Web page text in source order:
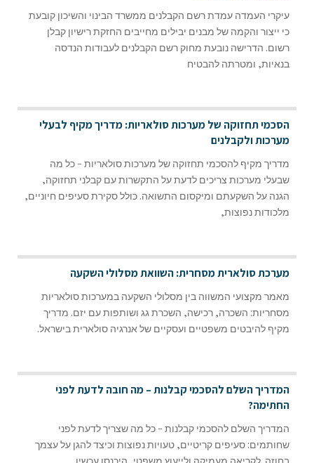
עיקרי העמדה עמדת רשם הקבלנים ממשרד הבינוי והשיכון קובעת
כי ייצור והקמה של מבנים יבילים מחייבים החזקת רישיון קבלן
רשום. הדרישה נובעת מחוק רשם הקבלנים לעבודות הנדסה
בנאיות, ומטרתה להבטיח
הסכמי תחזוקה של מערכות סולאריות: מדריך מקיף לבעלי
מערכות ולקבלנים
מדריך מקיף להסכמי תחזוקה של מערכות סולאריות - כל מה
שבעלי מערכות צריכים לדעת על התקשרות עם קבלני תחזוקה,
הגנה על השקעתם ומיקסום התשואה. כולל סקירת סעיפים חיוניים,
מלכודות נפוצות,
מערכת סולארית מסחרית: השוואת מסלולי השקעה
מאמר מקצועי המשווה בין מסלולי השקעה במערכות סולאריות
מסחריות: השכרה, רכישה, השכרת גג ושותפות עם יזם. מדריך
מקיף להיבטים משפטיים ועסקיים של אנרגיה סולארית בישראל.
המדריך השלם להסכמי קבלנות – מה חובה לדעת לפני
החתימה?
המדריך השלם להסכמי קבלנות - כל מה שצריך לדעת לפני
שחותמים: סעיפים קריטיים, טעויות נפוצות וכיצד להגן על עצמך